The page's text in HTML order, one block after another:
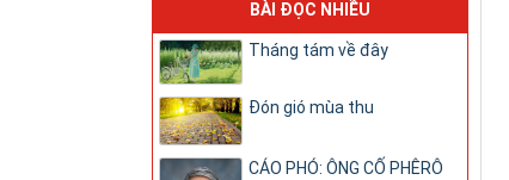
BÀI ĐỌC NHIỀU
Tháng tám về đây
Đón gió mùa thu
CÁO PHÓ: ÔNG CỐ PHÊRÔ